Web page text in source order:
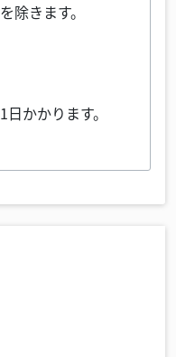
除きます。
かかります。